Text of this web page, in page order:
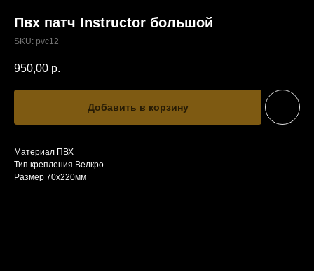
Пвх патч Instructor большой
SKU: pvc12
950,00 р.
Добавить в корзину
Материал ПВХ
Тип крепления Велкро
Размер 70х220мм